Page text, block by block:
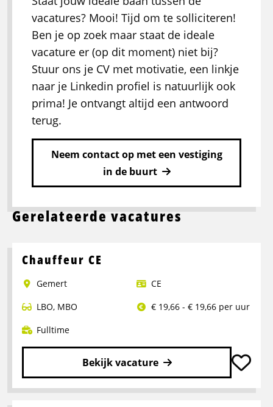
vacatures? Mooi! Tijd om te solliciteren!
Ben je op zoek maar staat de ideale
vacature er (op dit moment) niet bij?
Stuur ons je CV met motivatie, een linkje
naar je Linkedin profiel is natuurlijk ook
prima! Je ontvangt altijd een antwoord
terug.
Neem contact op met een vestiging
in de buurt
Gerelateerde vacatures
Chauffeur CE
Gemert
CE
LBO, MBO
€ 19,66 - € 19,66 per uur
Fulltime
Bekijk vacature
Lees